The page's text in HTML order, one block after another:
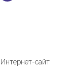
сайт